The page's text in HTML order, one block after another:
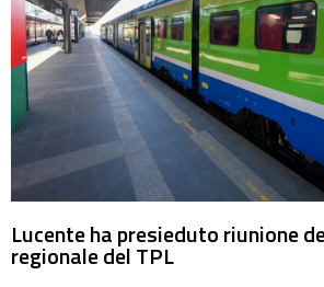
Lucente ha presieduto riunione
regionale del TPL